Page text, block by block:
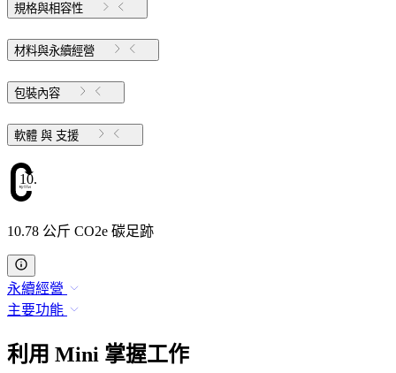
規格與相容性
材料與永續經營
包裝內容
軟體 與 支援
10.78
10.78 公斤 CO2e 碳足跡
永續經營
主要功能
利用 Mini 掌握工作